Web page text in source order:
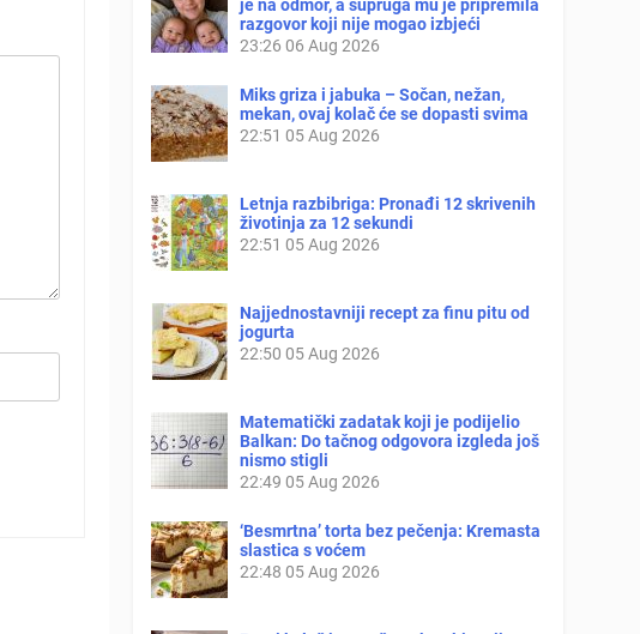
je na odmor, a supruga mu je pripremila
razgovor koji nije mogao izbjeći
23:26 06 Aug 2026
Miks griza i jabuka – Sočan, nežan,
mekan, ovaj kolač će se dopasti svima
22:51 05 Aug 2026
Letnja razbibriga: Pronađi 12 skrivenih
životinja za 12 sekundi
22:51 05 Aug 2026
Najjednostavniji recept za finu pitu od
jogurta
22:50 05 Aug 2026
Matematički zadatak koji je podijelio
Balkan: Do tačnog odgovora izgleda još
nismo stigli
22:49 05 Aug 2026
‘Besmrtna’ torta bez pečenja: Kremasta
slastica s voćem
22:48 05 Aug 2026